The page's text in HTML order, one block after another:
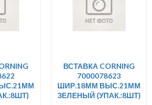
ВСТАВКА CORNING
7000078623
ШИР.18ММ ВЫС.21ММ
ЗЕЛЕНЫЙ (УПАК.:8ШТ)